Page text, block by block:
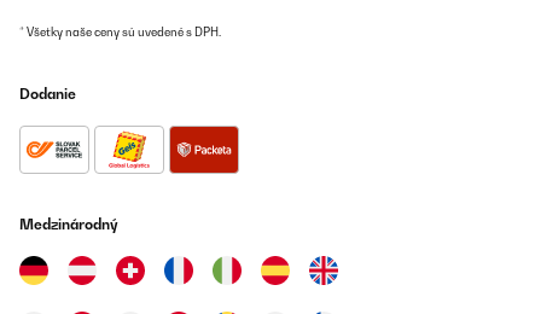
* Všetky naše ceny sú uvedené s DPH.
Dodanie
Medzinárodný